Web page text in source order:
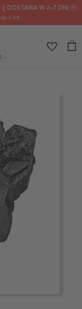
DOSTAWA W 2–7 DNI 📦✨
6.08